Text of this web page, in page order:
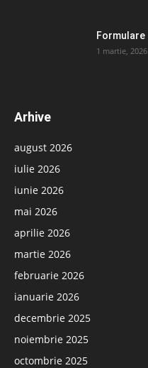
Formulare
1 martie, 2026
Arhive
august 2026
iulie 2026
iunie 2026
mai 2026
aprilie 2026
martie 2026
februarie 2026
ianuarie 2026
decembrie 2025
noiembrie 2025
octombrie 2025